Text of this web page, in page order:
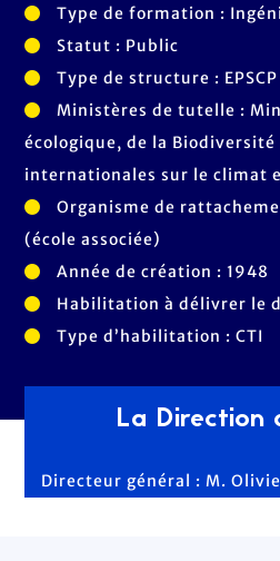
Type de formation :
Statut : Public
Type de structure :
Ministères de tutelle :
écologique, de la Biodiversité
internationales sur le climat
Organisme de
(école associée)
Année de création : 1948
Habilitation à délivrer le
Type d’habilitation : CTI
La Direction
Directeur général : M.